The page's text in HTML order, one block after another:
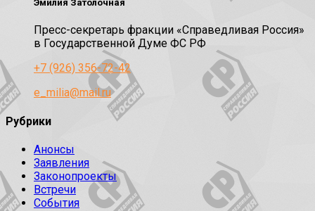
Эмилия Затолочная
Пресс-секретарь фракции «Справедливая Россия»
в Государственной Думе ФС РФ
+7 (926) 356-72-42
e_milia@mail.ru
Рубрики
Анонсы
Заявления
Законопроекты
Встречи
События